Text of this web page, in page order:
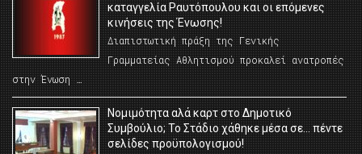
καταγγελία Ραυτόπουλου και οι επόμενες
κινήσεις της Ένωσης!
Διαπιστωτική πράξη της Γενικής
Γραμματείας Αθλητισμού προκαλεί ανατροπές
στην Ένωση …
Νομιμότητα αλά καρτ στο Δημοτικό
Συμβούλιο; Το Στάδιο χάθηκε μέσα σε… πέντε
σελίδες προϋπολογισμού!